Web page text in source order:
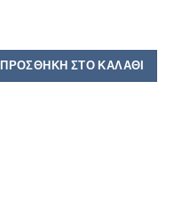
ΠΡΟΣΘΉΚΗ ΣΤΟ ΚΑΛΆΘΙ